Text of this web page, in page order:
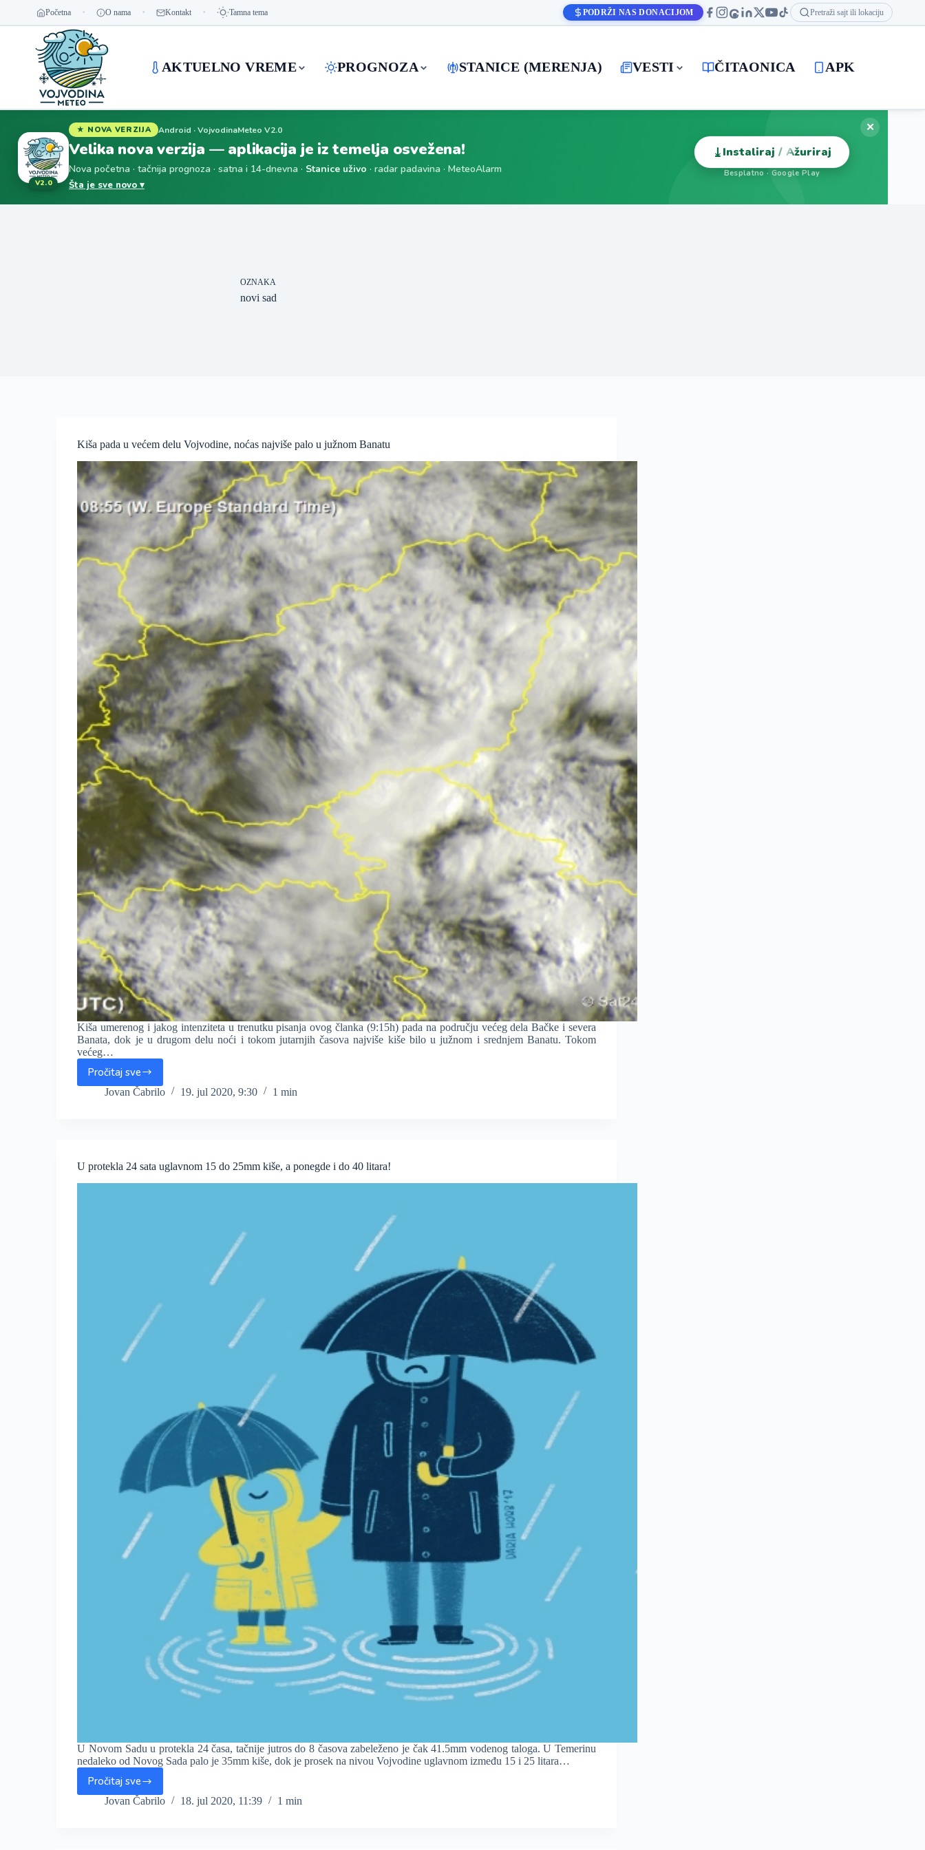
Početna O nama Kontakt Tamna tema PODRŽI NAS DONACIJOM Pretraži sajt ili lokaciju
AKTUELNO VREME PROGNOZA STANICE (MERENJA) VESTI ČITAONICA APK
V2.0
★ NOVA VERZIJA Android · VojvodinaMeteo V2.0
Velika nova verzija — aplikacija je iz temelja osvežena!
Nova početna · tačnija prognoza · satna i 14-dnevna · Stanice uživo · radar padavina · MeteoAlarm
Šta je sve novo ▾
⤓Instaliraj / Ažuriraj
Besplatno · Google Play
✕
OZNAKA
novi sad
Kiša pada u većem delu Vojvodine, noćas najviše palo u južnom Banatu
Kiša umerenog i jakog intenziteta u trenutku pisanja ovog članka (9:15h) pada na području većeg dela Bačke i severa
Banata, dok je u drugom delu noći i tokom jutarnjih časova najviše kiše bilo u južnom i srednjem Banatu. Tokom
većeg…
Pročitaj sve
Kiša
pada
noćas
najviše
Jovan Čabrilo 19. jul 2020, 9:30 1 min
U protekla 24 sata uglavnom 15 do 25mm kiše, a ponegde i do 40 litara!
U Novom Sadu u protekla 24 časa, tačnije jutros do 8 časova zabeleženo je čak 41.5mm vodenog taloga. U Temerinu
nedaleko od Novog Sada palo je 35mm kiše, dok je prosek na nivou Vojvodine uglavnom između 15 i 25 litara…
Pročitaj sve
U
protekla
Jovan Čabrilo 18. jul 2020, 11:39 1 min